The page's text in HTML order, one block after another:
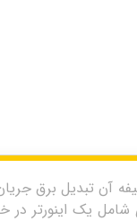
یک اینورتر در